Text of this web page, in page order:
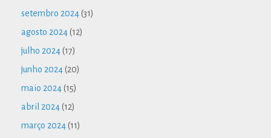
setembro 2024(31)
agosto 2024(12)
julho 2024(17)
junho 2024(20)
maio 2024(15)
abril 2024(12)
março 2024(11)